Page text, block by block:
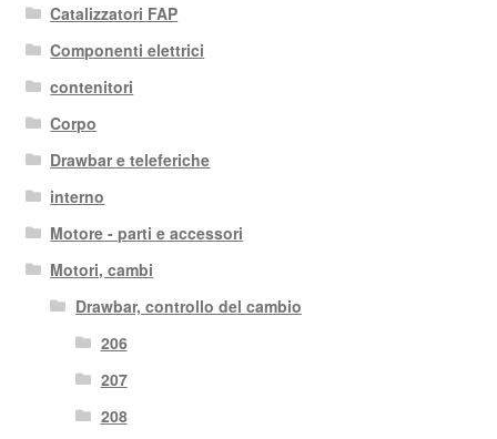
Catalizzatori FAP
Componenti elettrici
contenitori
Corpo
Drawbar e teleferiche
interno
Motore - parti e accessori
Motori, cambi
Drawbar, controllo del cambio
206
207
208